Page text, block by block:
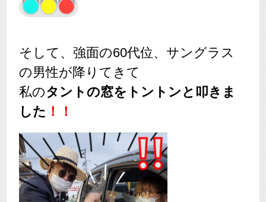
そして、強面の60代位、サングラス
の男性が降りてきて
私のタントの窓をトントンと叩きま
した ！！